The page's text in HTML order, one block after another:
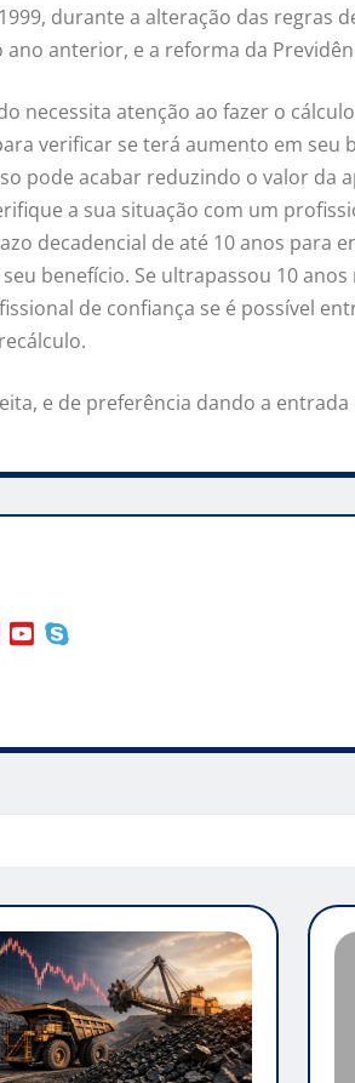
durante a alteração das regras
anterior, e a reforma da
necessita atenção ao fazer o
verificar se terá aumento em seu
pode acabar reduzindo o valor da
a sua situação com um
decadencial de até 10 anos para
benefício. Se ultrapassou 10
de confiança se é possível
e de preferência dando a